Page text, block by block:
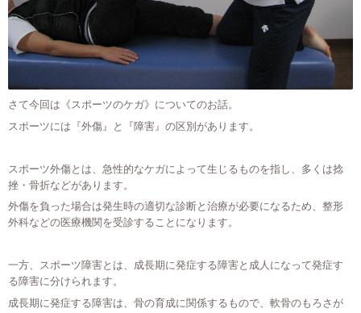
さて今回は《スポーツのケガ》についてのお話。
スポーツには『外傷』と『障害』の区別があります。
スポーツ外傷とは、急性的なケガによって生じるものを指し、多くは捻
挫・骨折などがあります。
外傷を負った場合は発生時の適切な診断と治療が必要になるため、整形
外科などの医療機関を受診することになります。
一方、スポーツ障害とは、成長期に発症する障害と成人になって発症す
る障害に分けられます。
成長期に発症する障害は、骨の育成に関係するもので、軟骨のもろさが